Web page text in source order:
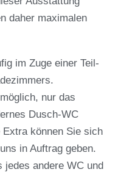
daher maximalen
im Zuge einer Teil-
nur das
Dusch-WC
können Sie sich
in Auftrag geben.
jedes andere WC und